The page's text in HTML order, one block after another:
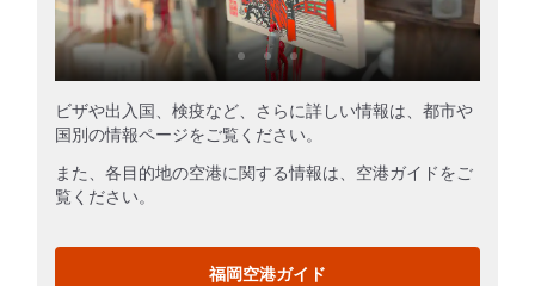
ビザや出入国、検疫など、さらに詳しい情報は、都市や
国別の情報ページをご覧ください。
また、各目的地の空港に関する情報は、空港ガイドをご
覧ください。
福岡空港ガイド